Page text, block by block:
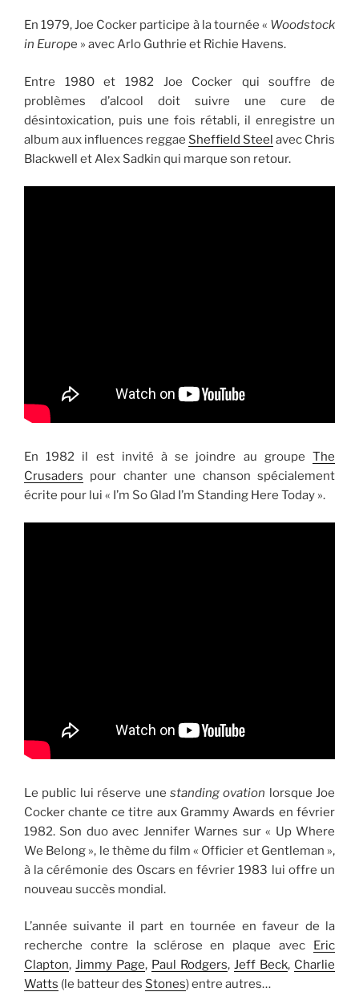
En 1979, Joe Cocker participe à la tournée « Woodstock
in Europe » avec Arlo Guthrie et Richie Havens.
Entre 1980 et 1982 Joe Cocker qui souffre de
problèmes d’alcool doit suivre une cure de
désintoxication, puis une fois rétabli, il enregistre un
album aux influences reggae Sheffield Steel avec Chris
Blackwell et Alex Sadkin qui marque son retour.
En 1982 il est invité à se joindre au groupe The
Crusaders pour chanter une chanson spécialement
écrite pour lui « I’m So Glad I’m Standing Here Today ».
Le public lui réserve une standing ovation lorsque Joe
Cocker chante ce titre aux Grammy Awards en février
1982. Son duo avec Jennifer Warnes sur « Up Where
We Belong », le thème du film « Officier et Gentleman »,
à la cérémonie des Oscars en février 1983 lui offre un
nouveau succès mondial.
L’année suivante il part en tournée en faveur de la
recherche contre la sclérose en plaque avec Eric
Clapton, Jimmy Page, Paul Rodgers, Jeff Beck, Charlie
Watts (le batteur des Stones) entre autres…